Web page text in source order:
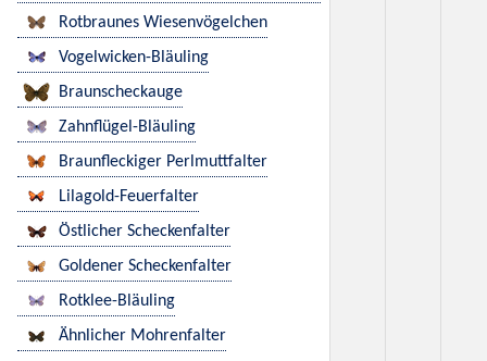
Rotbraunes Wiesenvögelchen
Vogelwicken-Bläuling
Braunscheckauge
Zahnflügel-Bläuling
Braunfleckiger Perlmuttfalter
Lilagold-Feuerfalter
Östlicher Scheckenfalter
Goldener Scheckenfalter
Rotklee-Bläuling
Ähnlicher Mohrenfalter